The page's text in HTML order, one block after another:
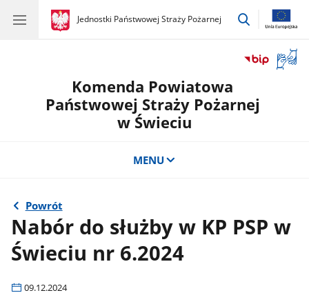
gov.pl
Jednostki Państwowej Straży Pożarnej
gov.pl
Jednostki
przejdź
okno
Komenda Powiatowa
Państwowej Straży Pożarnej
w Świeciu
MENU
Powrót
Nabór do służby w KP PSP w
Świeciu nr 6.2024
09.12.2024